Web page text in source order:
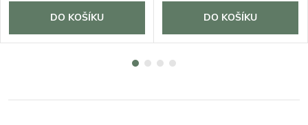
DO KOŠÍKU DO KOŠÍKU